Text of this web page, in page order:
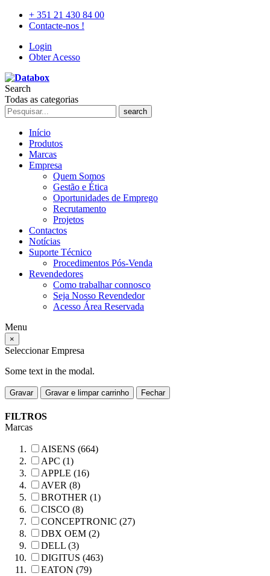
+ 351 21 430 84 00
Contacte-nos !
Login
Obter Acesso
Search
Todas as categorias
search
Início
Produtos
Marcas
Empresa
Quem Somos
Gestão e Ética
Oportunidades de Emprego
Recrutamento
Projetos
Contactos
Notícias
Suporte Técnico
Procedimentos Pós-Venda
Revendedores
Como trabalhar connosco
Seja Nosso Revendedor
Acesso Área Reservada
Menu
×
Seleccionar Empresa
Some text in the modal.
Gravar Gravar e limpar carrinho Fechar
FILTROS
Marcas
AISENS (664)
APC (1)
APPLE (16)
AVER (8)
BROTHER (1)
CISCO (8)
CONCEPTRONIC (27)
DBX OEM (2)
DELL (3)
DIGITUS (463)
EATON (79)